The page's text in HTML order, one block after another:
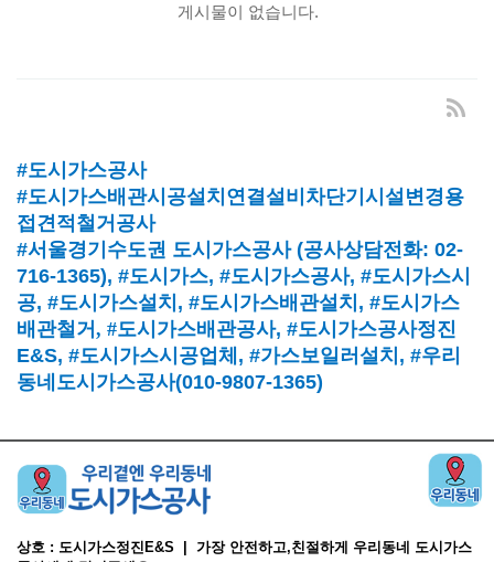
게시물이 없습니다.
#도시가스공사
#도시가스배관시공설치연결설비차단기시설변경용
접견적철거공사
#서울경기수도권 도시가스공사 (공사상담전화: 02-
716-1365), #도시가스, #도시가스공사, #도시가스시
공, #도시가스설치 , #도시가스배관설치 , #도시가스
배관철거, #도시가스배관공사, #도시가스공사정진
E&S, #도시가스시공업체 , #가스보일러설치 , #우리
동네도시가스공사(010-9807-1365)
상호 : 도시가스정진E&S | 가장 안전하고,친절하게 우리동네 도시가스